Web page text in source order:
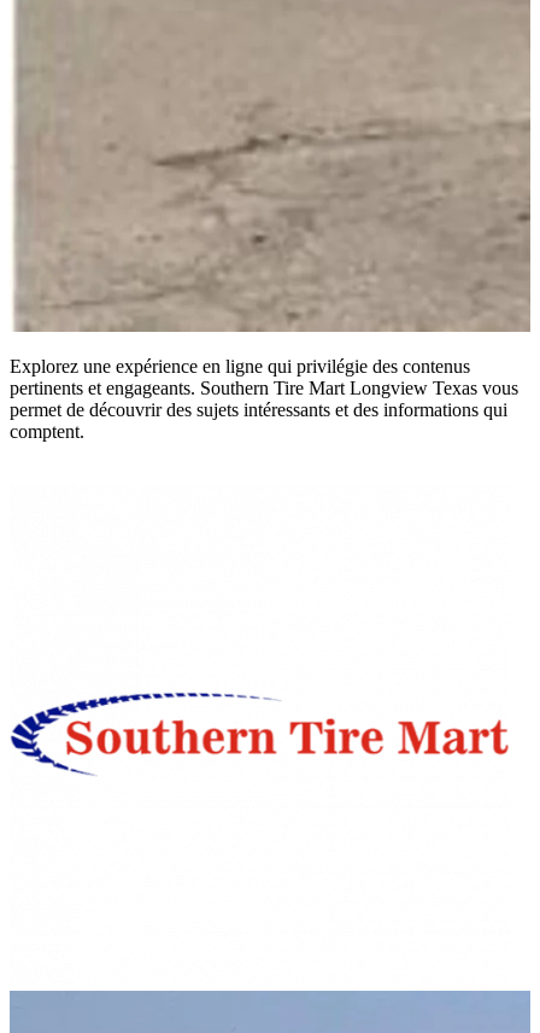
Explorez une expérience en ligne qui privilégie des contenus
pertinents et engageants. Southern Tire Mart Longview Texas vous
permet de découvrir des sujets intéressants et des informations qui
comptent.